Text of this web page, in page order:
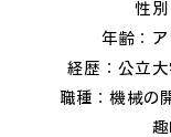
性別
年齢：
経歴：公立
職種：機械の
趣